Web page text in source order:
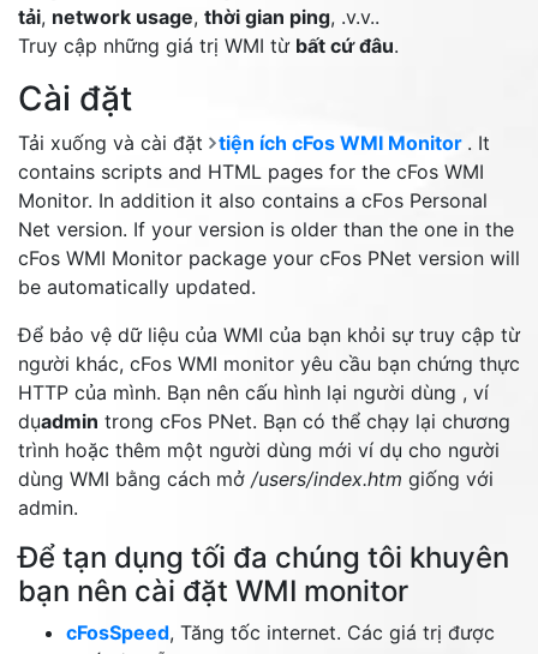
tải, network usage, thời gian ping, .v.v..
Truy cập những giá trị WMI từ bất cứ đâu.
Cài đặt
Tải xuống và cài đặt tiện ích cFos WMI Monitor . It
contains scripts and HTML pages for the cFos WMI
Monitor. In addition it also contains a cFos Personal
Net version. If your version is older than the one in the
cFos WMI Monitor package your cFos PNet version will
be automatically updated.
Để bảo vệ dữ liệu của WMI của bạn khỏi sự truy cập từ
người khác, cFos WMI monitor yêu cầu bạn chứng thực
HTTP của mình. Bạn nên cấu hình lại người dùng , ví
dụadmin trong cFos PNet. Bạn có thể chạy lại chương
trình hoặc thêm một người dùng mới ví dụ cho người
dùng WMI bằng cách mở /users/index.htm giống với
admin.
Để tạn dụng tối đa chúng tôi khuyên
bạn nên cài đặt WMI monitor
cFosSpeed, Tăng tốc internet. Các giá trị được